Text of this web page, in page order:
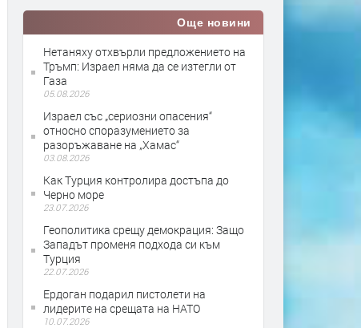
Още новини
Нетаняху отхвърли предложението на
Тръмп: Израел няма да се изтегли от
Газа
05.08.2026
Израел със „сериозни опасения“
относно споразумението за
разоръжаване на „Хамас“
03.08.2026
Как Турция контролира достъпа до
Черно море
23.07.2026
Геополитика срещу демокрация: Защо
Западът променя подхода си към
Турция
22.07.2026
Ердоган подарил пистолети на
лидерите на срещата на НАТО
10.07.2026